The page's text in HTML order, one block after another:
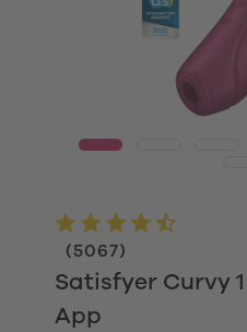
Satisfyer Curvy
App
(5067)